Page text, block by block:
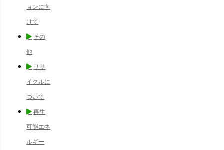
ョンに向
けて
その
他
リサ
イクルに
ついて
再生
可能エネ
ルギー